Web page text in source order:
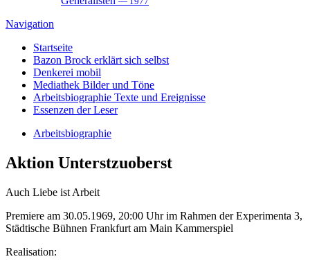
Navigation
Startseite
Bazon Brock erklärt sich selbst
Denkerei mobil
Mediathek Bilder und Töne
Arbeitsbiographie Texte und Ereignisse
Essenzen der Leser
Arbeitsbiographie
Aktion Unterstzuoberst
Auch Liebe ist Arbeit
Premiere am 30.05.1969, 20:00 Uhr im Rahmen der Experimenta 3,
Städtische Bühnen Frankfurt am Main Kammerspiel
Realisation: